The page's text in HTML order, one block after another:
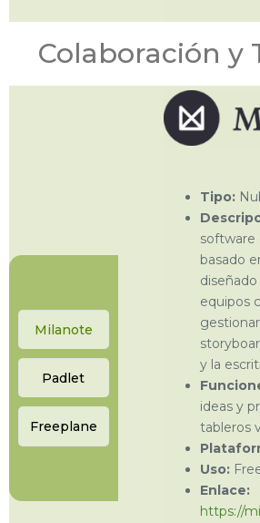
Colaboración y
Milanote
Padlet
Freeplane
Tipo:
software
basado
diseñado
equipos
y la
ideas y
tableros
Uso:
Enlace:
https://